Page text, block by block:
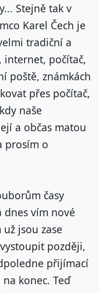
Stejně tak v
Karel Čech je
tradiční a
internet, počítač,
poště, známkách
přes počítač,
naše
a občas matou
prosím o
časy
dnes vím nové
jsou zase
později,
přijímací
konec. Teď